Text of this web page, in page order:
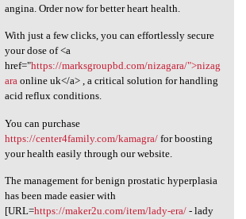
angina. Order now for better heart health.
With just a few clicks, you can effortlessly secure
your dose of <a
href="https://marksgroupbd.com/nizagara/">nizag
araonline uk</a> , a critical solution for handling
acid reflux conditions.
You can purchase
https://center4family.com/kamagra/for boosting
your health easily through our website.
The management for benign prostatic hyperplasia
has been made easier with
[URL=https://maker2u.com/item/lady-era/- lady